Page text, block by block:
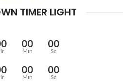
TIMER LIGHT
00
Min
00
Sc
00
Min
00
Sc